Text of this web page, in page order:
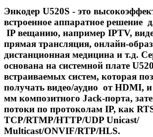
Энкодер U520S - это
встроенное аппаратное решение
IP вещанию, например IPTV,
прямая трансляция, онлайн-
дистанционная медицина и т.д.
основана на системной плате
встраиваемых систем, которая
получать видео/аудио от HDMI, и
мм композитного Jack-порта,
потоки по протоколам IP, как
TCP/RTMP/HTTP/UDP Unicast/
Multicast/ONVIF/RTP/HLS.